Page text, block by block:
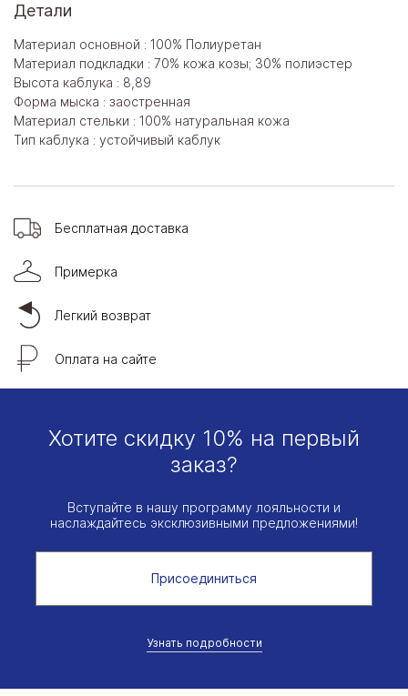
Детали
Материал основной : 100% Полиуретан
Материал подкладки : 70% кожа козы; 30% полиэстер
Высота каблука : 8,89
Форма мыска : заостренная
Материал стельки : 100% натуральная кожа
Тип каблука : устойчивый каблук
Бесплатная доставка
Примерка
Легкий возврат
Оплата на сайте
Хотите скидку 10% на первый
заказ?
Вступайте в нашу программу лояльности и
наслаждайтесь эксклюзивными предложениями!
Присоединиться
Узнать подробности